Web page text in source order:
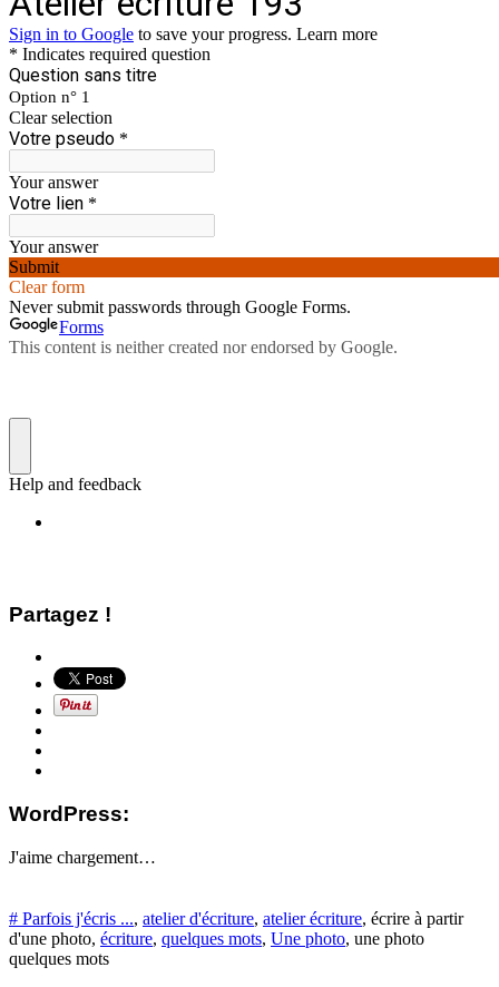
Partagez !
WordPress:
J'aime chargement…
# Parfois j'écris ..., atelier d'écriture, atelier écriture, écrire à partir
d'une photo, écriture, quelques mots, Une photo, une photo
quelques mots